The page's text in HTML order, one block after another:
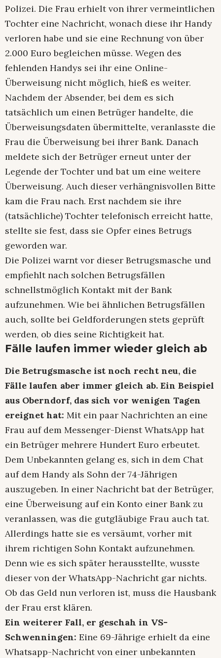
Polizei. Die Frau erhielt von ihrer vermeintlichen
Tochter eine Nachricht, wonach diese ihr Handy
verloren habe und sie eine Rechnung von über
2.000 Euro begleichen müsse. Wegen des
fehlenden Handys sei ihr eine Online-
Überweisung nicht möglich, hieß es weiter.
Nachdem der Absender, bei dem es sich
tatsächlich um einen Betrüger handelte, die
Überweisungsdaten übermittelte, veranlasste die
Frau die Überweisung bei ihrer Bank. Danach
meldete sich der Betrüger erneut unter der
Legende der Tochter und bat um eine weitere
Überweisung. Auch dieser verhängnisvollen Bitte
kam die Frau nach. Erst nachdem sie ihre
(tatsächliche) Tochter telefonisch erreicht hatte,
stellte sie fest, dass sie Opfer eines Betrugs
geworden war.
Die Polizei warnt vor dieser Betrugsmasche und
empfiehlt nach solchen Betrugsfällen
schnellstmöglich Kontakt mit der Bank
aufzunehmen. Wie bei ähnlichen Betrugsfällen
auch, sollte bei Geldforderungen stets geprüft
werden, ob dies seine Richtigkeit hat.
Fälle laufen immer wieder gleich ab
Die Betrugsmasche ist noch recht neu, die
Fälle laufen aber immer gleich ab. Ein Beispiel
aus Oberndorf, das sich vor wenigen Tagen
ereignet hat: Mit ein paar Nachrichten an eine
Frau auf dem Messenger-Dienst WhatsApp hat
ein Betrüger mehrere Hundert Euro erbeutet.
Dem Unbekannten gelang es, sich in dem Chat
auf dem Handy als Sohn der 74-Jährigen
auszugeben. In einer Nachricht bat der Betrüger,
eine Überweisung auf ein Konto einer Bank zu
veranlassen, was die gutgläubige Frau auch tat.
Allerdings hatte sie es versäumt, vorher mit
ihrem richtigen Sohn Kontakt aufzunehmen.
Denn wie es sich später herausstellte, wusste
dieser von der WhatsApp-Nachricht gar nichts.
Ob das Geld nun verloren ist, muss die Hausbank
der Frau erst klären.
Ein weiterer Fall, er geschah in VS-
Schwenningen: Eine 69-Jährige erhielt da eine
Whatsapp-Nachricht von einer unbekannten